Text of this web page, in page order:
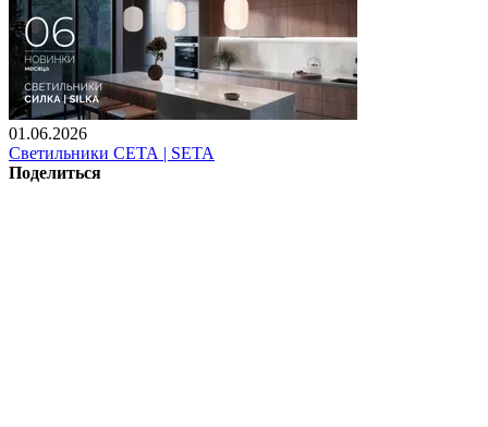
01.06.2026
Светильники СЕТА | SETA
Поделиться